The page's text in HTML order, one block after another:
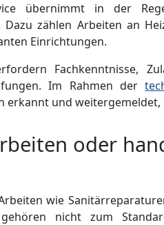
übernimmt in der
Dazu zählen Arbeiten an
Einrichtungen.
Fachkenntnisse,
Im Rahmen der
erkannt und weitergemeldet,
oder
wie
nicht zum